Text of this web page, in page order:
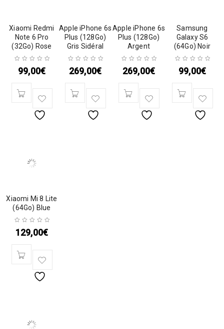
Xiaomi Redmi
Note 6 Pro
(32Go) Rose
99,00€
Apple iPhone 6s
Plus (128Go)
Gris Sidéral
269,00€
Apple iPhone 6s
Plus (128Go)
Argent
269,00€
Samsung
Galaxy S6
(64Go) Noir
99,00€
Xiaomi Mi 8 Lite
(64Go) Blue
129,00€